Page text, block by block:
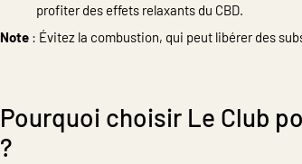
profiter des effets relaxants du CBD.
Note : Évitez la combustion, qui peut libérer des
Pourquoi choisir Le Club
?